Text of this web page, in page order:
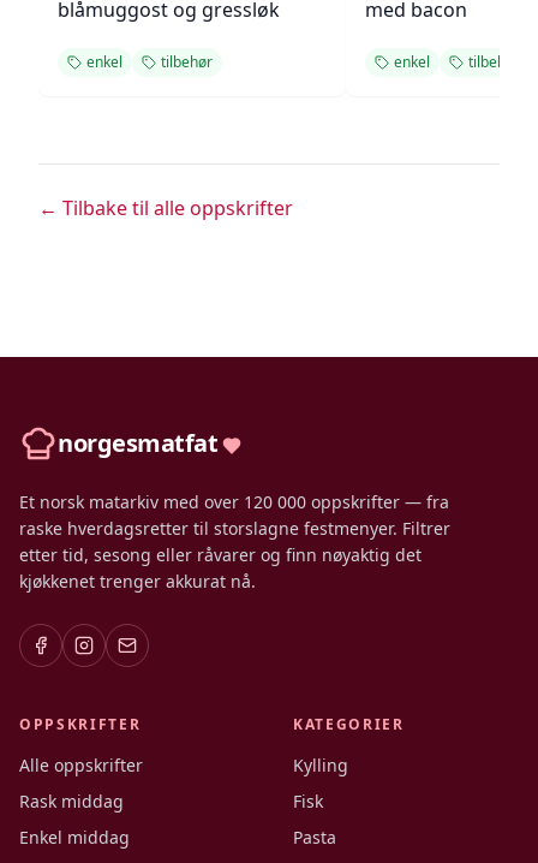
blåmuggost og gressløk
enkel tilbehør
med bacon
enkel tilbehør
← Tilbake til alle oppskrifter
norgesmatfat
Et norsk matarkiv med over 120 000 oppskrifter — fra
raske hverdagsretter til storslagne festmenyer. Filtrer
etter tid, sesong eller råvarer og finn nøyaktig det
kjøkkenet trenger akkurat nå.
OPPSKRIFTER
Alle oppskrifter
Rask middag
Enkel middag
KATEGORIER
Kylling
Fisk
Pasta